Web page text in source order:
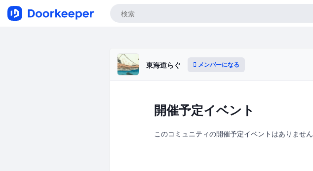
東海道らぐ メンバーになる
開催予定イベント
このコミュニティの開催予定イベントはありません